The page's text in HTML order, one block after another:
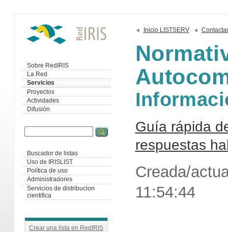
Sobre RedIRIS
La Red
Servicios
Proyectos
Actividades
Difusión
Buscador de listas
Uso de IRISLIST
Política de uso
Administradores
Servicios de distribucion
cientifica
Crear una lista en RedIRIS
Inicio LISTSERV Contactar
Guía rápida
respuestas
Creada/
11:54:44